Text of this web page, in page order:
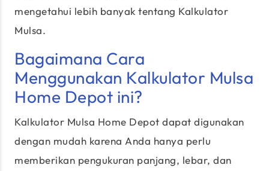
mengetahui lebih banyak tentang Kalkulator
Mulsa.
Bagaimana Cara
Menggunakan Kalkulator Mulsa
Home Depot ini?
Kalkulator Mulsa Home Depot dapat digunakan
dengan mudah karena Anda hanya perlu
memberikan pengukuran panjang, lebar, dan